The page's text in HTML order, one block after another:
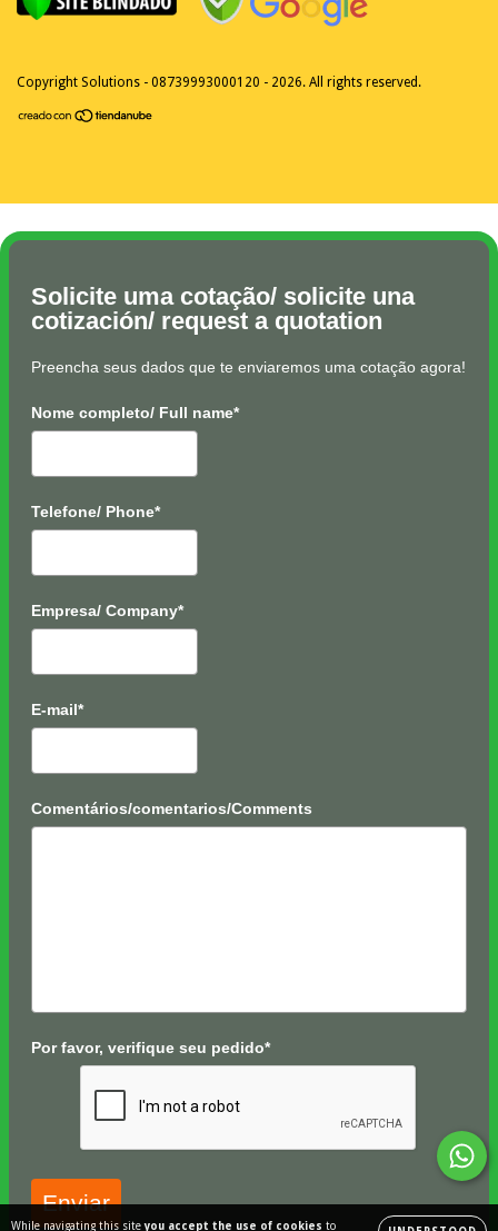
While navigating this siteyou accept the use of cookies to
Copyright Solutions - 08739993000120 - 2026. All rights reserved.
Solicite uma cotação/ solicite una
cotización/ request a quotation
Preencha seus dados que te enviaremos uma cotação agora!
Nome completo/ Full name*
Telefone/ Phone*
Empresa/ Company*
E-mail*
Comentários/comentarios/Comments
Por favor, verifique seu pedido*
Enviar